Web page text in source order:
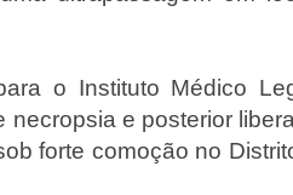
o Instituto Médico
e posterior
forte comoção no